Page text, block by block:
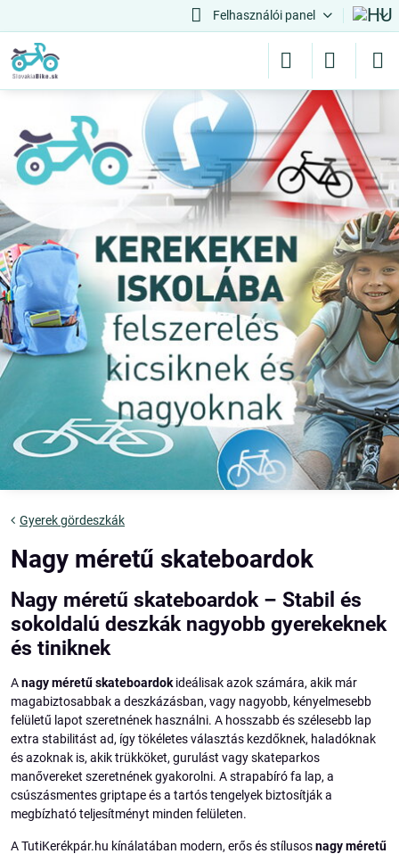
Felhasználói panel
Gyerek gördeszkák
Nagy méretű skateboardok
Nagy méretű skateboardok – Stabil és
sokoldalú deszkák nagyobb gyerekeknek
és tiniknek
Anagy méretű skateboardok ideálisak azok számára, akik már
magabiztosabbak a deszkázásban, vagy nagyobb, kényelmesebb
felületű lapot szeretnének használni. A hosszabb és szélesebb lap
extra stabilitást ad, így tökéletes választás kezdőknek, haladóknak
és azoknak is, akik trükköket, gurulást vagy skateparkos
manővereket szeretnének gyakorolni. A strapabíró fa lap, a
csúszásmentes griptape és a tartós tengelyek biztosítják a
megbízható teljesítményt minden felületen.
A TutiKerékpár.hu kínálatában modern, erős és stílusosnagy méretű